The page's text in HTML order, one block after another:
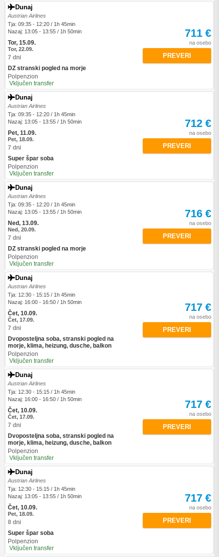
Dunaj
Austrian Airlines
Tja: 09:35 - 12:20 / 1h 45min
Nazaj: 13:05 - 13:55 / 1h 50min
Tor, 15.09.
Tor, 22.09.
7 dni
DZ stranski pogled na morje
Polpenzion
Vključen transfer
711 €
na osebo
PREVERI
Dunaj
Austrian Airlines
Tja: 09:35 - 12:20 / 1h 45min
Nazaj: 13:05 - 13:55 / 1h 50min
Pet, 11.09.
Pet, 18.09.
7 dni
Super špar soba
Polpenzion
Vključen transfer
712 €
na osebo
PREVERI
Dunaj
Austrian Airlines
Tja: 09:35 - 12:20 / 1h 45min
Nazaj: 13:05 - 13:55 / 1h 50min
Ned, 13.09.
Ned, 20.09.
7 dni
DZ stranski pogled na morje
Polpenzion
Vključen transfer
716 €
na osebo
PREVERI
Dunaj
Austrian Airlines
Tja: 12:30 - 15:15 / 1h 45min
Nazaj: 16:00 - 16:50 / 1h 50min
Čet, 10.09.
Čet, 17.09.
7 dni
Dvoposteljna soba, stranski pogled na
morje, klima, heizung, dusche, balkon
Polpenzion
Vključen transfer
717 €
na osebo
PREVERI
Dunaj
Austrian Airlines
Tja: 12:30 - 15:15 / 1h 45min
Nazaj: 16:00 - 16:50 / 1h 50min
Čet, 10.09.
Čet, 17.09.
7 dni
Dvoposteljna soba, stranski pogled na
morje, klima, heizung, dusche, balkon
Polpenzion
Vključen transfer
717 €
na osebo
PREVERI
Dunaj
Austrian Airlines
Tja: 12:30 - 15:15 / 1h 45min
Nazaj: 13:05 - 13:55 / 1h 50min
Čet, 10.09.
Pet, 18.09.
8 dni
Super špar soba
Polpenzion
Vključen transfer
717 €
na osebo
PREVERI